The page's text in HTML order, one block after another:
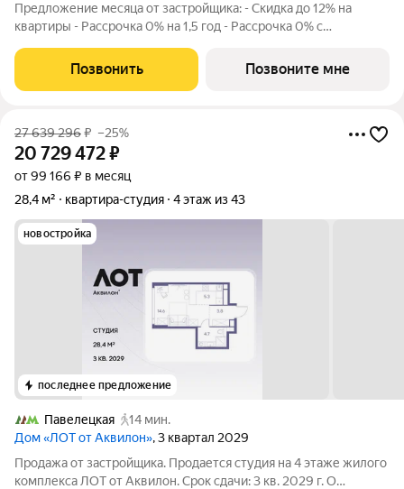
Предложение месяца от застройщика: - Скидка до 12% на
квартиры - Рассрочка 0% на 1,5 год - Рассрочка 0% с
7% на 7 лет - Семейная ипотека без удорожания, ставка 4% -
Ипотека для всех на весь
Позвонить Позвоните мне
27 639 296₽ –25%
20 729 472₽
от 99 166 ₽ в месяц
28,4 м²
квартира-студия 4 этаж из 43
новостройка
последнее предложение
Павелецкая
14 мин.
Дом «ЛОТ от Аквилон», 3 квартал 2029
Продажа от застройщика. Продается студия на 4 этаже жилого
комплекса ЛОТ от Аквилон. Срок сдачи: 3 кв. 2029 г. О